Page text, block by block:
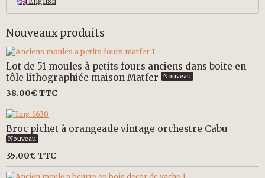
Nouveaux produits
Lot de 51 moules à petits fours anciens dans boite en
tôle lithographiée maison Matfer
Nouveau
38.00€ TTC
Broc pichet à orangeade vintage orchestre Cabu
Nouveau
35.00€ TTC